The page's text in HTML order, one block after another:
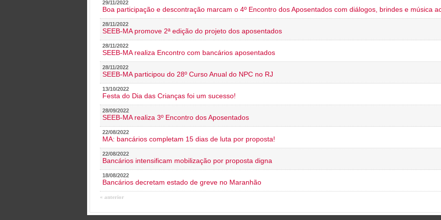
29/11/2022
Boa participação e descontração marcam o 4º Encontro dos Aposentados com diálogos, brindes e música
28/11/2022
SEEB-MA promove 2ª edição do projeto dos aposentados
28/11/2022
SEEB-MA realiza Encontro com bancários aposentados
28/11/2022
SEEB-MA participou do 28º Curso Anual do NPC no RJ
13/10/2022
Festa do Dia das Crianças foi um sucesso!
28/09/2022
SEEB-MA realiza 3º Encontro dos Aposentados
22/08/2022
MA: bancários completam 15 dias de luta por proposta!
22/08/2022
Bancários intensificam mobilização por proposta digna
18/08/2022
Bancários decretam estado de greve no Maranhão
« anterior